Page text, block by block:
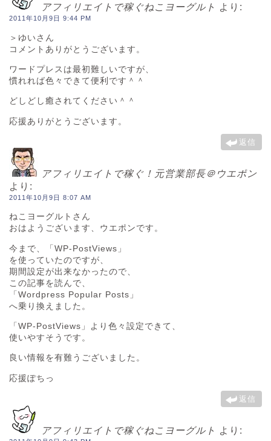
アフィリエイトで稼ぐねこヨーグルト より:
2011年10月9日 9:44 PM
＞ゆいさん
コメントありがとうございます。
ワードプレスは最初難しいですが、
慣れれば色々できて便利です＾＾
どしどし癒されてください＾＾
応援ありがとうございます。
返信
アフィリエイトで稼ぐ！元営業部長＠ウエポン
より:
2011年10月9日 8:07 AM
ねこヨーグルトさん
おはようございます、ウエポンです。
今まで、「WP-PostViews」
を使っていたのですが、
期間設定が出来なかったので、
この記事を読んで、
「Wordpress Popular Posts」
へ乗り換えました。
「WP-PostViews」より色々設定できて、
使いやすそうです。
良い情報を有難うございました。
応援ぽちっ
返信
アフィリエイトで稼ぐねこヨーグルト より: